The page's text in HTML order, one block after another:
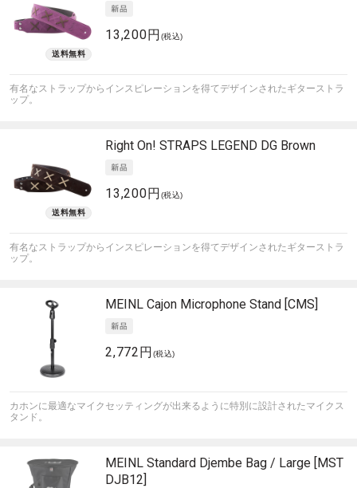
13,200円 (税込)
有名なストラップからインスピレーションを得てデザインされたギターストラ
ップ。
Right On! STRAPS LEGEND DG Brown
13,200円 (税込)
有名なストラップからインスピレーションを得てデザインされたギターストラ
ップ。
MEINL Cajon Microphone Stand [CMS]
2,772円 (税込)
カホンに最適なマイクセッティングが出来るように特別に設計されたマイクス
タンド。
MEINL Standard Djembe Bag / Large [MST
DJB12]